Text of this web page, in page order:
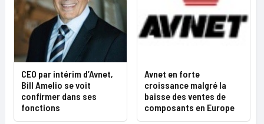
CEO par intérim d’Avnet,
Bill Amelio se voit
confirmer dans ses
fonctions
Avnet en forte
croissance malgré la
baisse des ventes de
composants en Europe